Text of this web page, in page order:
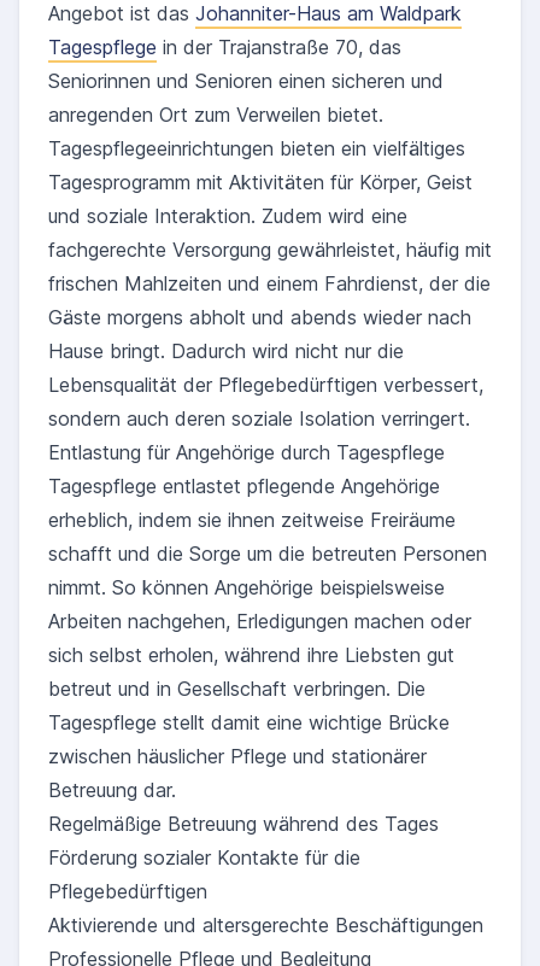
Angebot ist das Johanniter-Haus am Waldpark
Tagespflege in der Trajanstraße 70, das
Seniorinnen und Senioren einen sicheren und
anregenden Ort zum Verweilen bietet.
Tagespflegeeinrichtungen bieten ein vielfältiges
Tagesprogramm mit Aktivitäten für Körper, Geist
und soziale Interaktion. Zudem wird eine
fachgerechte Versorgung gewährleistet, häufig mit
frischen Mahlzeiten und einem Fahrdienst, der die
Gäste morgens abholt und abends wieder nach
Hause bringt. Dadurch wird nicht nur die
Lebensqualität der Pflegebedürftigen verbessert,
sondern auch deren soziale Isolation verringert.
Entlastung für Angehörige durch Tagespflege
Tagespflege entlastet pflegende Angehörige
erheblich, indem sie ihnen zeitweise Freiräume
schafft und die Sorge um die betreuten Personen
nimmt. So können Angehörige beispielsweise
Arbeiten nachgehen, Erledigungen machen oder
sich selbst erholen, während ihre Liebsten gut
betreut und in Gesellschaft verbringen. Die
Tagespflege stellt damit eine wichtige Brücke
zwischen häuslicher Pflege und stationärer
Betreuung dar.
Regelmäßige Betreuung während des Tages
Förderung sozialer Kontakte für die
Pflegebedürftigen
Aktivierende und altersgerechte Beschäftigungen
Professionelle Pflege und Begleitung